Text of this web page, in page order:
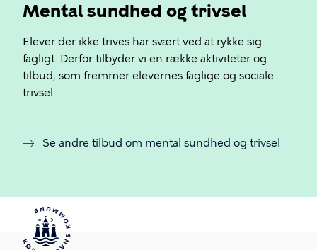
Mental sundhed og trivsel
Elever der ikke trives har svært ved at rykke sig
fagligt. Derfor tilbyder vi en række aktiviteter og
tilbud, som fremmer elevernes faglige og sociale
trivsel.
Se andre tilbud om mental sundhed og trivsel